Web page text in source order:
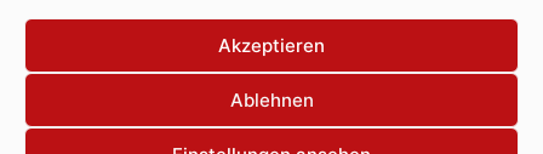
Akzeptieren
Ablehnen
Lokalfernsehen
Eventkalender